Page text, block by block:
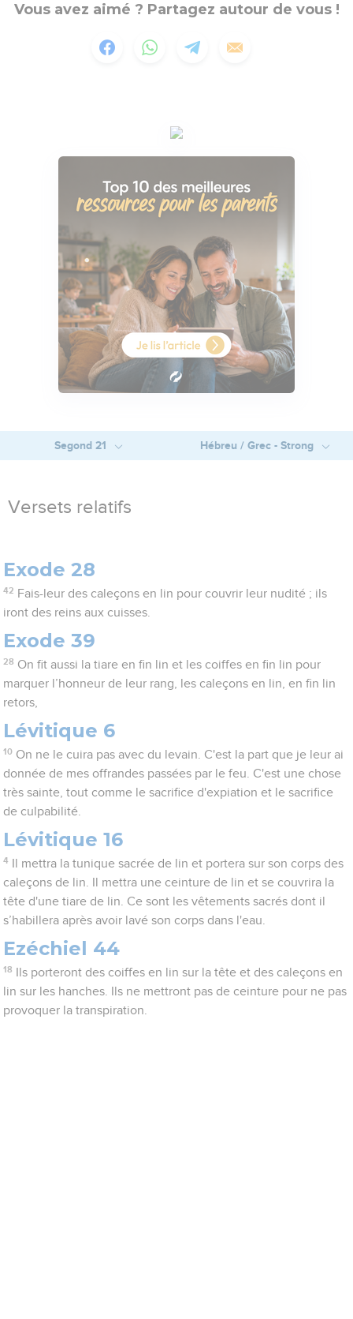
Vous avez aimé ? Partagez autour de vous !
Segond 21 Hébreu / Grec - Strong
Versets relatifs
Exode 28
42 Fais-leur des caleçons en lin pour couvrir leur nudité ; ils
iront des reins aux cuisses.
Exode 39
28 On fit aussi la tiare en fin lin et les coiffes en fin lin pour
marquer l’honneur de leur rang, les caleçons en lin, en fin lin
retors,
Lévitique 6
10 On ne le cuira pas avec du levain. C'est la part que je leur ai
donnée de mes offrandes passées par le feu. C'est une chose
très sainte, tout comme le sacrifice d'expiation et le sacrifice
de culpabilité.
Lévitique 16
4
Il mettra la tunique sacrée de lin et portera sur son corps des
caleçons de lin. Il mettra une ceinture de lin et se couvrira la
tête d'une tiare de lin. Ce sont les vêtements sacrés dont il
s’habillera après avoir lavé son corps dans l'eau.
Ezéchiel 44
18
Ils porteront des coiffes en lin sur la tête et des caleçons en
lin sur les hanches. Ils ne mettront pas de ceinture pour ne pas
provoquer la transpiration.